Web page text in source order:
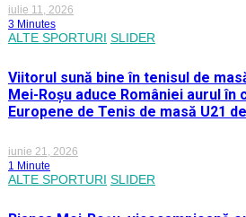
iulie 11, 2026
3 Minutes
ALTE SPORTURI SLIDER
Viitorul sună bine în tenisul de
Mei-Roșu aduce României aurul în
Europene de Tenis de masă U21
iunie 21, 2026
1 Minute
ALTE SPORTURI SLIDER